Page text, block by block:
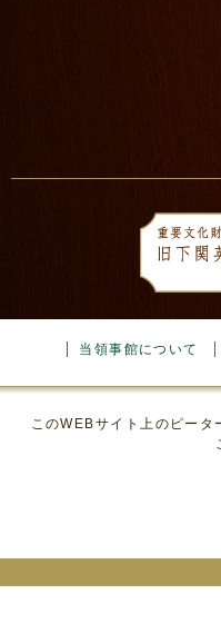
当領事館について
このWEBサイト上のピー